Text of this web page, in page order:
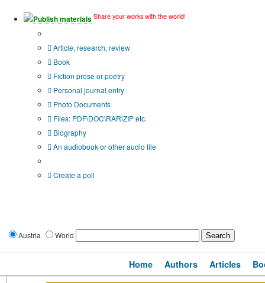
Publish materials Share your works with the world!
Article, research, review
Book
Fiction prose or poetry
Personal journal entry
Photo Documents
Files: PDF\DOC\RAR\ZIP etc.
Biography
An audiobook or other audio file
Create a poll
Austria World
Home Authors Articles